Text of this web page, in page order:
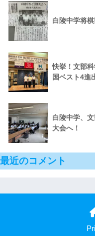
白陵中学将
快挙！文部
国ベスト4進
白陵中学、
大会へ！
最近のコメント